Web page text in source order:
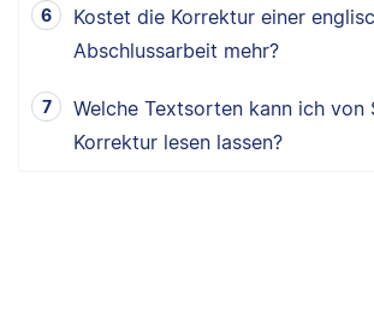
Kostet die Korrektur einer
Abschlussarbeit mehr?
Welche Textsorten kann ich von
Korrektur lesen lassen?